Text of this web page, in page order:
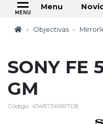
Menu
Objectivas
SONY FE
GM
Código: 4548736169708